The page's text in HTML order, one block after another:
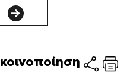
κοινοποίηση